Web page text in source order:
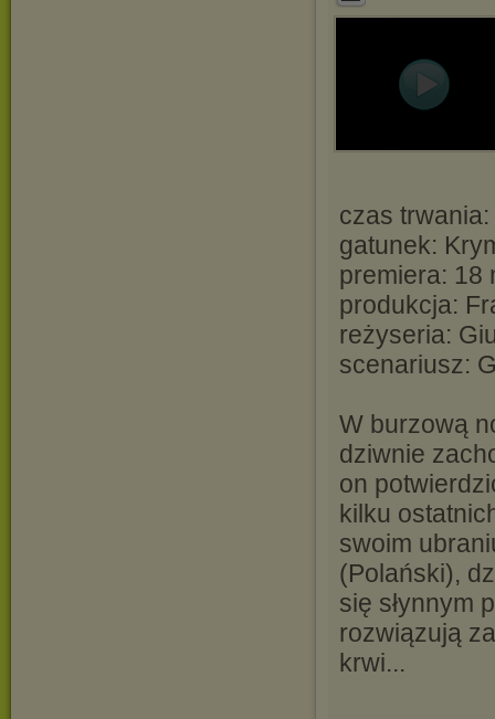
czas
gatunek:
premiera: 18
produkcja:
reżyseria:
scenariusz:
W burzową
dziwnie
on
kilku
swoim
(Polański),
się słynnym
rozwiązują
krwi...